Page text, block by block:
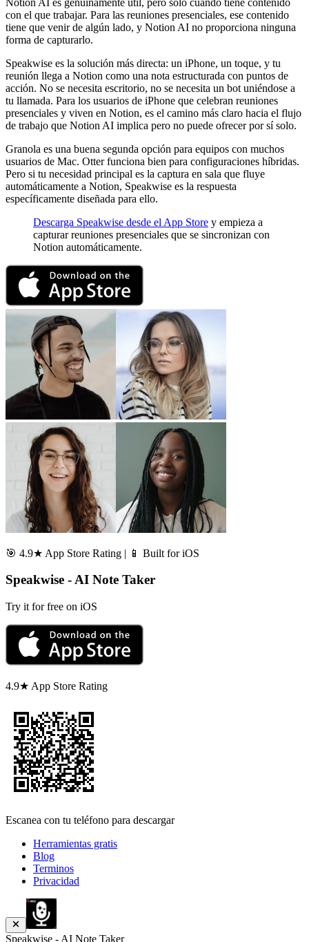
con el que trabajar. Para las reuniones presenciales, ese contenido
tiene que venir de algún lado, y Notion AI no proporciona ninguna
forma de capturarlo.
Speakwise es la solución más directa: un iPhone, un toque, y tu
reunión llega a Notion como una nota estructurada con puntos de
acción. No se necesita escritorio, no se necesita un bot uniéndose a
tu llamada. Para los usuarios de iPhone que celebran reuniones
presenciales y viven en Notion, es el camino más claro hacia el flujo
de trabajo que Notion AI implica pero no puede ofrecer por sí solo.
Granola es una buena segunda opción para equipos con muchos
usuarios de Mac. Otter funciona bien para configuraciones híbridas.
Pero si tu necesidad principal es la captura en sala que fluye
automáticamente a Notion, Speakwise es la respuesta
específicamente diseñada para ello.
Descarga Speakwise desde el App Store y empieza a
capturar reuniones presenciales que se sincronizan con
Notion automáticamente.
🎯 4.9★ App Store Rating | 📱 Built for iOS
Speakwise - AI Note Taker
Try it for free on iOS
4.9★ App Store Rating
Escanea con tu teléfono para descargar
Herramientas gratis
Blog
Terminos
Privacidad
Speakwise - AI Note Taker